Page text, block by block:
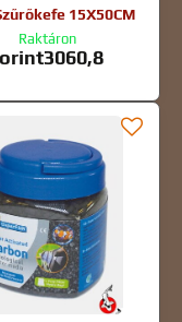
15X50CM
Raktáron